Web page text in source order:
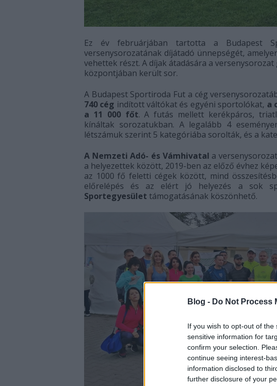
Blog - Do Not Process
If you wish to opt-out of
sensitive information for
confirm your selection.
continue seeing interest-
information disclosed to
further disclosure of your
Ez év februárjában tartotta a Budapest
versenysorozatának díjátadó ünnepségét,
vehettek részt. A díjak átadására a
központjában került sor.
A Budapest Sportiroda Fut a cég
740 cég indított váltókat és egyéni sportolókat, a
a 11 000 főt. A futás mellett kerékpáros,
kínáltak sorozatukban. A legalább 4
létszámuk szerint 5 kategóriába sorolták, és a
A Nemzeti Adó- és Vámhivatal a
a helyezettek között, 2019-ben az előző évhez
az 1000 fő feletti cégek között, mind
előrelépés és az elért jó helyezés a sok
Sportegyesület támogatásának köszönhető.